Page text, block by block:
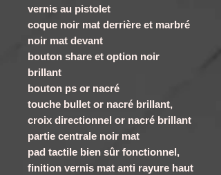
vernis au pistolet
coque noir mat derrière et marbré
noir mat devant
bouton share et option noir
brillant
bouton ps or nacré
touche bullet or nacré brillant,
croix directionnel or nacré brillant
partie centrale noir mat
pad tactile bien sûr fonctionnel,
finition vernis mat anti rayure haut